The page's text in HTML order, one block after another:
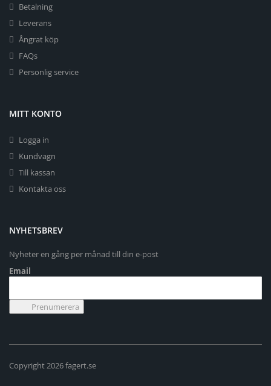
Betalning
Leverans
Ångrat köp
FAQs
Personlig service
MITT KONTO
Logga in
Kundvagn
Till kassan
Kontakta oss
NYHETSBREV
Nyheter en gång per månad till din e-post
Email
Copyright 2026 fagert.se